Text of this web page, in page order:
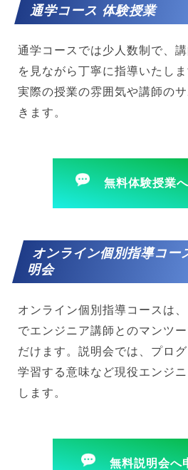
通学コース 体験授業
通学コースでは少人数制で、
を見ながら丁寧に指導いたし
実際の授業の雰囲気や講師の
きます。
無料体験授業
オンライン個別指導コー
明会
オンライン個別指導コースは
でエンジニア講師とのマンツ
だけます。説明会では、プロ
学習する意味など現役エンジ
します。
無料説明会へ